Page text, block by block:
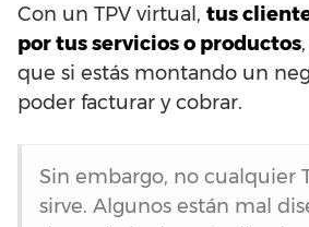
Con un TPV virtual, tus
por tus servicios o productos
que si estás montando un
poder facturar y cobrar.
Sin embargo, no cualquier
sirve. Algunos están mal